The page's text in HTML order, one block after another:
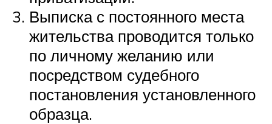
Выписка с постоянного места
жительства проводится только
по личному желанию или
посредством судебного
постановления установленного
образца.